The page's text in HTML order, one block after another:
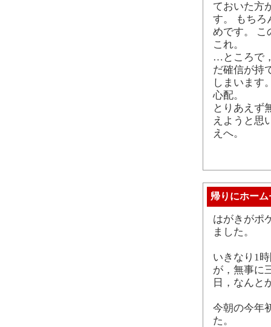
ておいた方
す。 もちろ
めです。 こ
これ。
…ところで
だ確信が持
しまいます
心配。
とりあえず
えようと思
えへ。
帰りにホー
はがきがポ
ました。
いきなり1
が，無事に
日，なんと
今朝の今年
た。